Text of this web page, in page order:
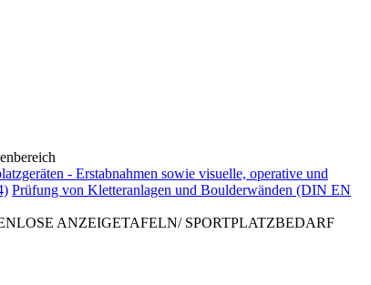
- Erstabnahmen sowie visuelle, operative und
Prüfung von Kletteranlagen und Boulderwänden (DIN EN
ANZEIGETAFELN/ SPORTPLATZBEDARF